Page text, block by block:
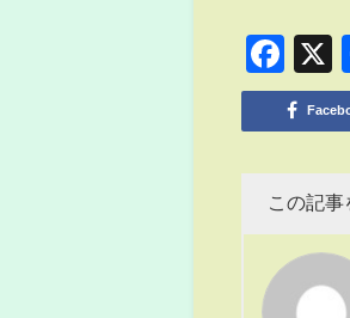
この記事